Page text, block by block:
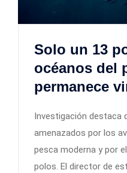
Solo un 13
océanos del
permanece
Investigación destaca
amenazados por los
pesca moderna y por
polos. El director de